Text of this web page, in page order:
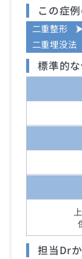
この症
二重整形
二重埋没法
標準的な
担当Dr